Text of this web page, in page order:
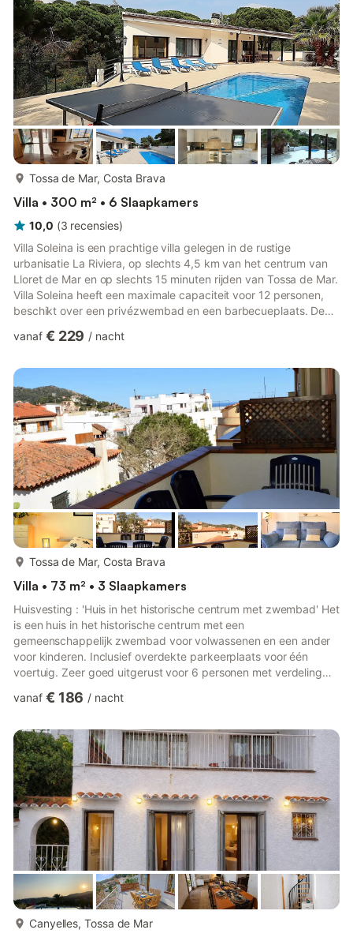
Tossa de Mar, Costa Brava
Villa • 300 m² • 6 Slaapkamers
10,0 (3 recensies)
Villa Soleina is een prachtige villa gelegen in de rustige
urbanisatie La Riviera, op slechts 4,5 km van het centrum van
Lloret de Mar en op slechts 15 minuten rijden van Tossa de Mar.
Villa Soleina heeft een maximale capaciteit voor 12 personen,
beschikt over een privézwembad en een barbecueplaats. De
door een buitentrap. In het bovenste gedeelte van de woning
keuken, 3 slaapkamers met tweepersoonsbedden en 2
badkamers met douche. Het bovenste gedeelte van de woning
heeft ...
vanaf € 229 / nacht
Tossa de Mar, Costa Brava
Villa • 73 m² • 3 Slaapkamers
Huisvesting : 'Huis in het historische centrum met zwembad' Het
is een huis in het historische centrum met een
gemeenschappelijk zwembad voor volwassenen en een ander
voor kinderen. Inclusief overdekte parkeerplaats voor één
voertuig. Zeer goed uitgerust voor 6 personen met verdeling
tweepersoonsbed en badkamer in de slaapkamer, met eigen
het terras en een slaapkamer met een stapelbed voor 2
kinderen. 2 complete badkamers en 1 toilet. Woonkamer met
toegang tot het terras en tuinm...
vanaf € 186 / nacht
Canyelles, Tossa de Mar